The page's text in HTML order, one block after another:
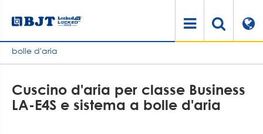
Macchina a cuscino d'aria
bolle d'aria
Cuscino d'aria per classe Business
LA-E4S e sistema a bolle d'aria